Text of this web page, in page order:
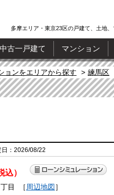
多摩エリア・東京23区の戸建て、土地
中古一戸建て マンション
ョンをエリアから探す 練馬区
：2026/08/22
込）
目 ［ 周辺地図］